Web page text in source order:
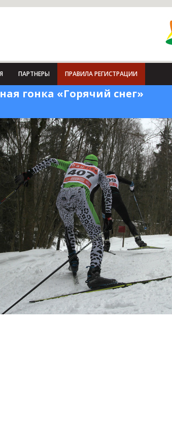
ПАРТНЕРЫ ПРАВИЛА РЕГИСТРАЦИИ
гонка «Горячий снег»